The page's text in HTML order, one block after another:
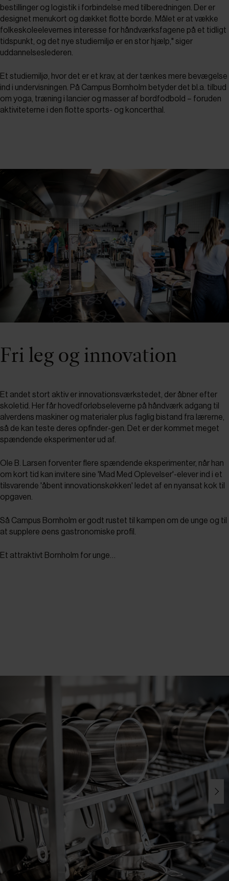
bestillinger og logistik i forbindelse med tilberedningen. Der er
designet menukort og dækket flotte borde. Målet er at vække
folkeskoleelevernes interesse for håndværksfagene på et tidligt
tidspunkt, og det nye studiemiljø er en stor hjælp," siger
uddannelseslederen.
Et studiemiljø, hvor det er et krav, at der tænkes mere bevægelse
ind i undervisningen. På Campus Bornholm betyder det bl.a. tilbud
om yoga, træning i lancier og masser af bordfodbold – foruden
aktiviteterne i den flotte sports- og koncerthal.
Fri leg og innovation
Et andet stort aktiv er innovationsværkstedet, der åbner efter
skoletid. Her får hovedforløbseleverne på håndværk adgang til
alverdens maskiner og materialer plus faglig bistand fra lærerne,
så de kan teste deres opfinder-gen. Det er der kommet meget
spændende eksperimenter ud af.
Ole B. Larsen forventer flere spændende eksperimenter, når han
om kort tid kan invitere sine 'Mad Med Oplevelser'-elever ind i et
tilsvarende 'åbent innovationskøkken' ledet af en nyansat kok til
opgaven.
Så Campus Bornholm er godt rustet til kampen om de unge og til
at supplere øens gastronomiske profil.
Et attraktivt Bornholm for unge…